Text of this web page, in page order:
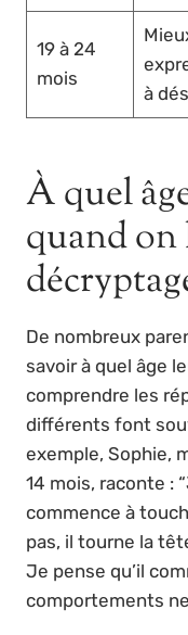
19 à 24
mois
à
À quel
quand on
De nombreux
savoir à quel âge
comprendre les
différents font
exemple, Sophie,
14 mois, raconte :
commence à
pas, il tourne la
Je pense qu’il
comportements